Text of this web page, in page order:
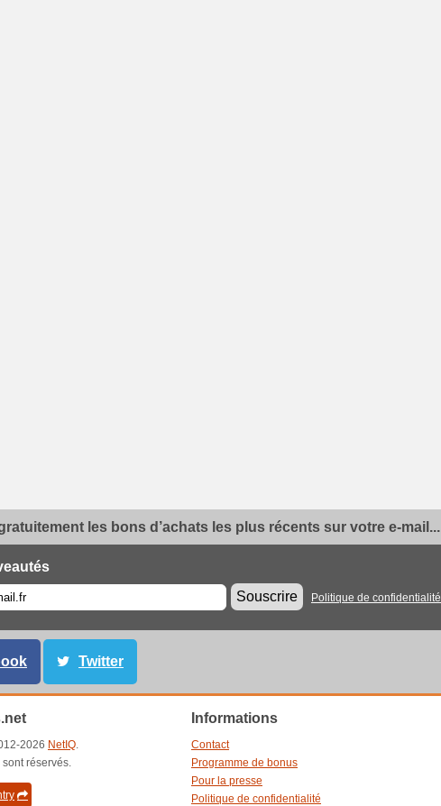
les bons d’achats les plus récents sur votre e-mail...
Souscrire
Politique de confidentialité
Twitter
2026 NetIQ.
réservés.
Informations
Contact
Programme de bonus
Pour la presse
Politique de confidentialité